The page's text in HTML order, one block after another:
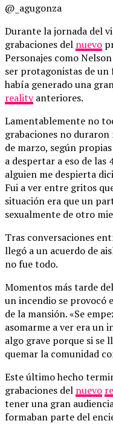
@_agugonza
Durante la jornada del
grabaciones del nuevo
Personajes como
ser protagonistas de
había generado una
realityanteriores.
Lamentablemente no
grabaciones no duraron
de marzo, según
a despertar a eso de las
alguien me despierta
Fui a ver entre gritos
situación era que un
sexualmente de otro
Tras conversaciones
llegó a un acuerdo de
no fue todo.
Momentos más tarde
un incendio se provocó
de la mansión. «Se
asomarme a ver era un
algo grave porque si se
quemar la comunidad
Este último hecho
grabaciones del nuevo
tener una gran
formaban parte del